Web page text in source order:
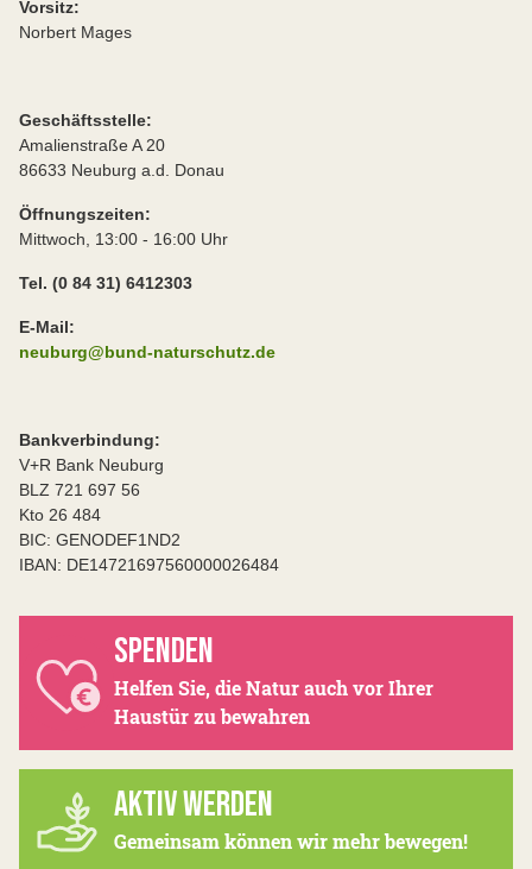
Vorsitz:
Norbert Mages
Geschäftsstelle:
Amalienstraße A 20
86633 Neuburg a.d. Donau
Öffnungszeiten:
Mittwoch, 13:00 - 16:00 Uhr
Tel. (0 84 31) 6412303
E-Mail:
neuburg@bund-naturschutz.de
Bankverbindung:
V+R Bank Neuburg
BLZ 721 697 56
Kto 26 484
BIC: GENODEF1ND2
IBAN: DE14721697560000026484
SPENDEN
Helfen Sie, die Natur auch vor Ihrer
Haustür zu bewahren
AKTIV WERDEN
Gemeinsam können wir mehr bewegen!